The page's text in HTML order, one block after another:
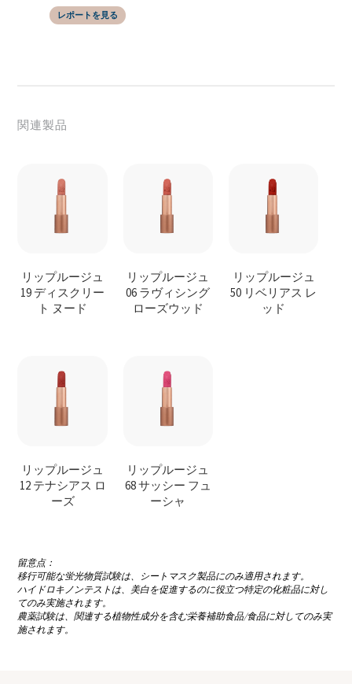
レポートを見る
関連製品
リップルージュ
19 ディスクリー
ト ヌード
リップルージュ
06 ラヴィシング
ローズウッド
リップルージュ
50 リベリアス レ
ッド
リップルージュ
12 テナシアス ロ
ーズ
リップルージュ
68 サッシー フュ
ーシャ
留意点：
移行可能な蛍光物質試験は、シートマスク製品にのみ適用されます。
ハイドロキノンテストは、美白を促進するのに役立つ特定の化粧品に対し
てのみ実施されます。
農薬試験は、関連する植物性成分を含む栄養補助食品/食品に対してのみ実
施されます。